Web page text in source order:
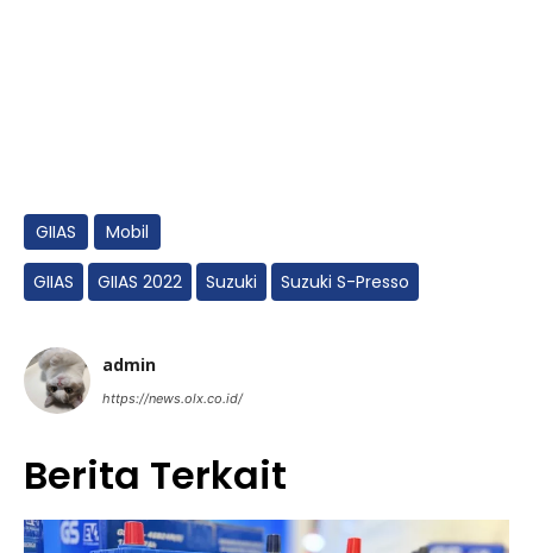
GIIAS Mobil
GIIAS GIIAS 2022 Suzuki Suzuki S-Presso
admin
https://news.olx.co.id/
Berita Terkait